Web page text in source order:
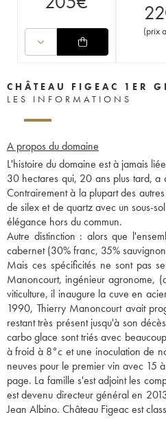
(prix
CHÂTEAU FIGEAC 1ER
LES INFORMATIONS
A propos du domaine
L'histoire du domaine est à jamais
30 hectares qui, 20 ans plus tard, a
Contrairement à la plupart des
de silex et de quartz avec un sous-
élégance hors du commun.
Autre distinction : alors que
cabernet (30% franc, 35%
Mais ces spécificités ne sont pas
Manoncourt, ingénieur agronome,
viticulture, il inaugure la cuve en
1990, Thierry Manoncourt avait
restant très présent jusqu'à son
carbo glace sont triés avec
à froid à 8°c et une inoculation de
neuves pour le premier vin avec 15
page. La famille s'est adjoint les
est devenu directeur général en
Jean Albino. Château Figeac est